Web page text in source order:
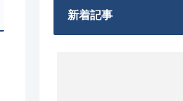
新着記事